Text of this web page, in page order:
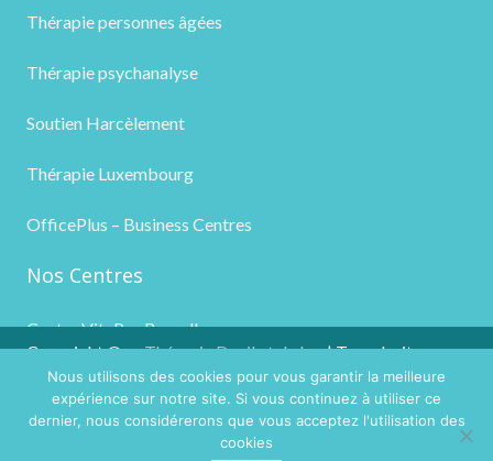
Thérapie personnes âgées
Thérapie psychanalyse
Soutien Harcèlement
Thérapie Luxembourg
OfficePlus – Business Centres
Nos Centres
Centre VitaPsy Bruxelles
Copyright ©
2026
Thérapie Deuil et de la
Perte
| Tous droits
réservés.
Powered byPrivium – Des services qui soutiennent vos
soins. Pour psychologues, psychotherapeutes et
Nous utilisons des cookies pour vous garantir la meilleure
expérience sur notre site. Si vous continuez à utiliser ce
dernier, nous considérerons que vous acceptez l'utilisation des
cookies